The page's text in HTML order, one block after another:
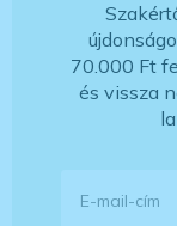
70.000 Ft
és vissza